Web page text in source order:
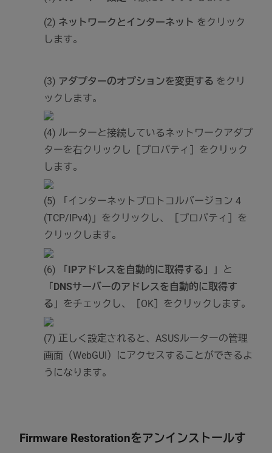
(2) ネットワークとインターネット をクリック
します。
(3) アダプターのオプションを変更する をクリ
ックします。
(4) ルーターと接続しているネットワークアダプ
ターを右クリックし［プロパティ］をクリック
します。
(5) 「インターネットプロトコルバージョン 4
(TCP/IPv4)」をクリックし、［プロパティ］を
クリックします。
(6) 「 IPアドレスを自動的に取得する」
」と
「 DNSサーバーのアドレスを自動的に取得す
る 」をチェックし、［OK］をクリックします。
(7) 正しく設定されると、ASUSルーターの管理
画面（WebGUI）にアクセスすることができるよ
うになります。
Firmware Restorationをアンインストールす